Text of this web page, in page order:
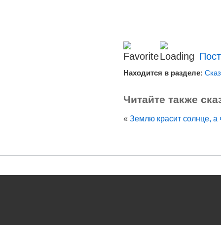
Находится в разделе:
Читайте также
« Землю красит солнце, а